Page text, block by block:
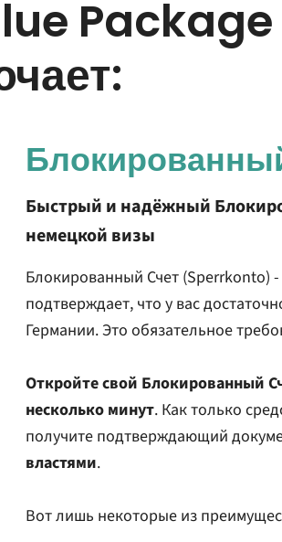
Package
Быстрый и надёжный
немецкой визы
Блокированный Счет (Sperrkonto)
подтверждает, что у вас
Германии. Это обязательное
Откройте свой Блокированный
несколько минут. Как только
получите подтверждающий
властями.
Вот лишь некоторые из